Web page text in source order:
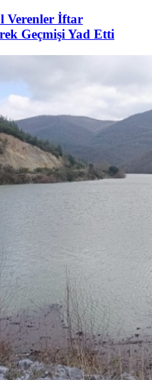
Verenler İftar
Geçmişi Yad Etti